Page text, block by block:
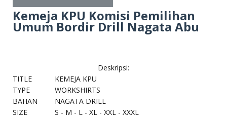
Kemeja KPU Komisi Pemilihan
Umum Bordir Drill Nagata Abu
Deskripsi:
TITLE
KEMEJA KPU
TYPE
WORKSHIRTS
BAHAN
NAGATA DRILL
SIZE
S - M - L - XL - XXL - XXXL